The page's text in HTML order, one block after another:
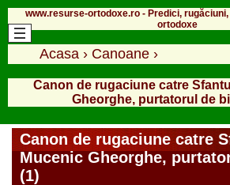
www.resurse-ortodoxe.ro - Predici,
ortodoxe
Acasa › Canoane ›
Canon de rugaciune catre
Gheorghe, purtatorul de
Canon de rugaciune catre
Mucenic Gheorghe,
(1)